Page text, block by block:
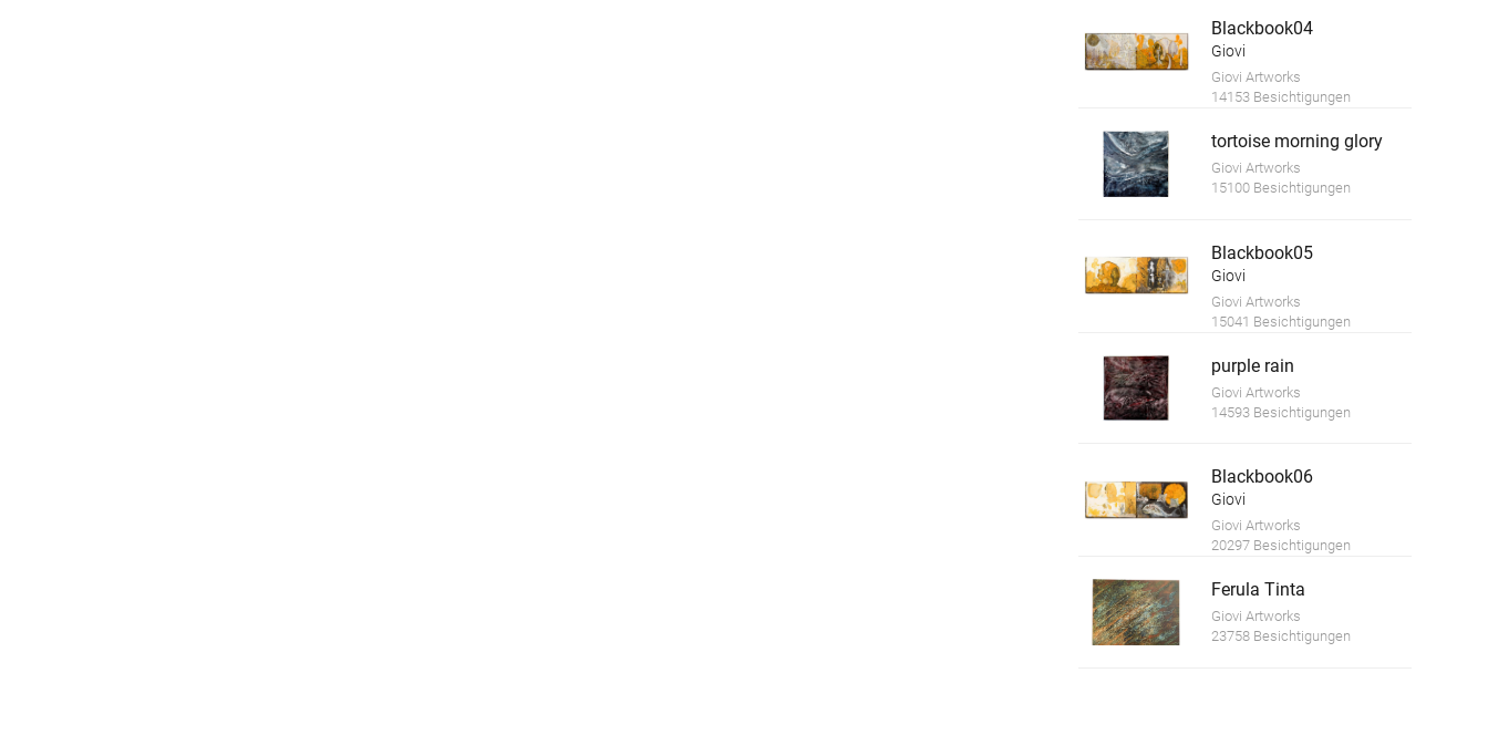
Blackbook04
Giovi
Giovi Artworks
14153 Besichtigungen
tortoise morning glory
Giovi Artworks
15100 Besichtigungen
Blackbook05
Giovi
Giovi Artworks
15041 Besichtigungen
purple rain
Giovi Artworks
14593 Besichtigungen
Blackbook06
Giovi
Giovi Artworks
20297 Besichtigungen
Ferula Tinta
Giovi Artworks
23758 Besichtigungen